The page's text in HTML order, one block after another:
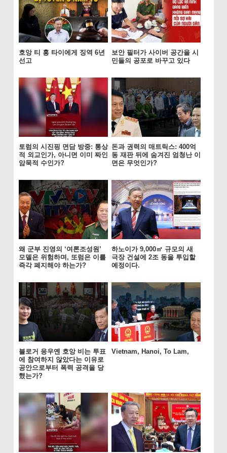
호앙 티 홍 타이에게 징역 6년
선고
보안 필터가 사이버 공간을 시
민들의 공포로 바꾸고 있다
토럼의 시진핑 면담 방중: 통상
적 외교인가, 아니면 이미 짜인
암묵적 수인가?
돈과 권력의 매트릭스: 400억
동 재판 뒤에 숨겨진 엄청난 이
면은 무엇인가?
왜 군부 진영의 ‘여론조성원’
모델은 위험하며, 또럼은 이를
즉각 폐지해야 하는가?
하노이가 9,000㎡ 규모의 새
극장 건설에 2조 동을 투입할
예정이다.
블로거 응우옌 호앙 비는 투표
에 참여하지 않았다는 이유로
공안으로부터 폭력 공격을 당
했는가?
Vietnam, Hanoi, To Lam,